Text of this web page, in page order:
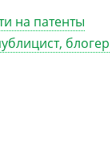
на патенты
блогер